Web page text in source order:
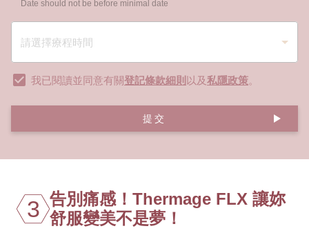
Date should not be before minimal date
我已閱讀並同意有關登記條款細則 以及私隱政策。
提交
3 告別痛感！Thermage FLX 讓妳
舒服變美不是夢！